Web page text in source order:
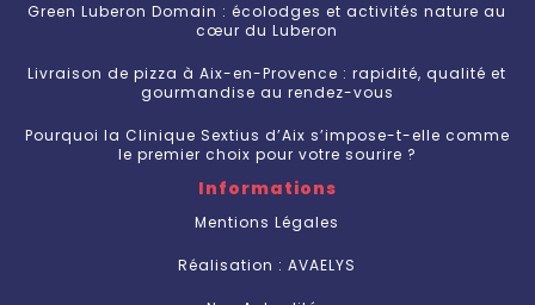
Green Luberon Domain : écolodges et activités nature au
cœur du Luberon
Livraison de pizza à Aix-en-Provence : rapidité, qualité et
gourmandise au rendez-vous
Pourquoi la Clinique Sextius d’Aix s’impose-t-elle comme
le premier choix pour votre sourire ?
Informations
Mentions Légales
Réalisation : AVAELYS